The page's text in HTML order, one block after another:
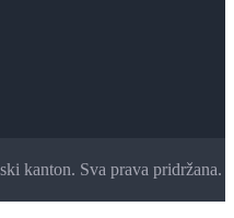
kanton. Sva prava pridržana.